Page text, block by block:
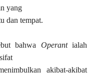
yang
dan tempat.
bahwa Operantialah
akibat-akibat